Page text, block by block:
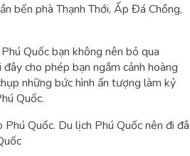
bến phà Thạnh Thới, Ấp Đá Chồng,
Quốc bạn không nên bỏ qua
cho phép bạn ngắm cảnh hoàng
những bức hình ấn tượng làm kỷ
Quốc.